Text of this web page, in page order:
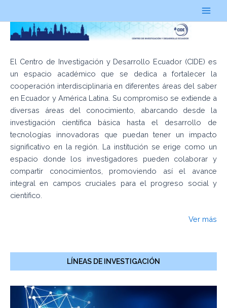
contenido
Main
El Centro de Investigación y Desarrollo Ecuador (CIDE) es
un espacio académico que se dedica a fortalecer la
cooperación interdisciplinaria en diferentes áreas del saber
en Ecuador y América Latina. Su compromiso se extiende a
diversas áreas del conocimiento, abarcando desde la
investigación científica básica hasta el desarrollo de
tecnologías innovadoras que puedan tener un impacto
significativo en la región. La institución se erige como un
espacio donde los investigadores pueden colaborar y
compartir conocimientos, promoviendo así el avance
integral en campos cruciales para el progreso social y
científico.
Ver más
LÍNEAS DE INVESTIGACIÓN